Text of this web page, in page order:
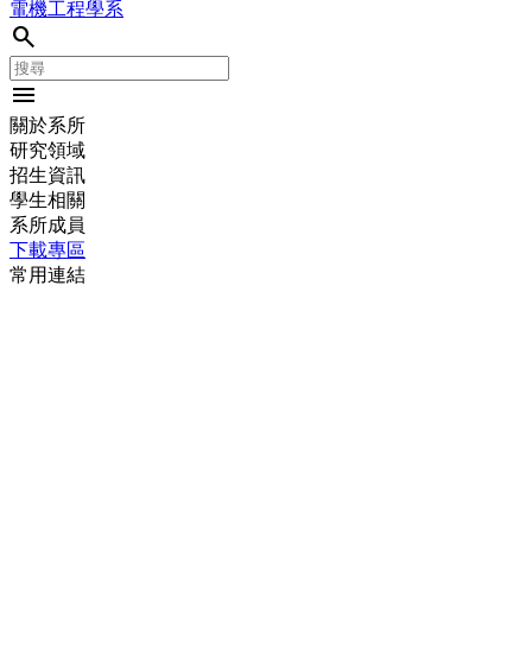
電機工程學系
search
menu
關於系所
研究領域
招生資訊
學生相關
系所成員
下載專區
常用連結